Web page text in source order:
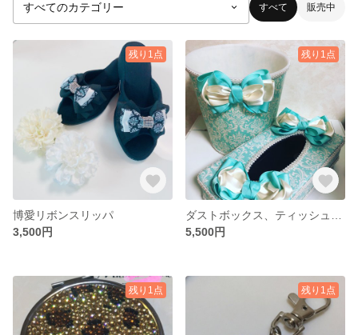
すべて 販売中
残り1点
博愛リボンスリッパ
3,500円
残り1点
5,500円
残り1点 残り1点